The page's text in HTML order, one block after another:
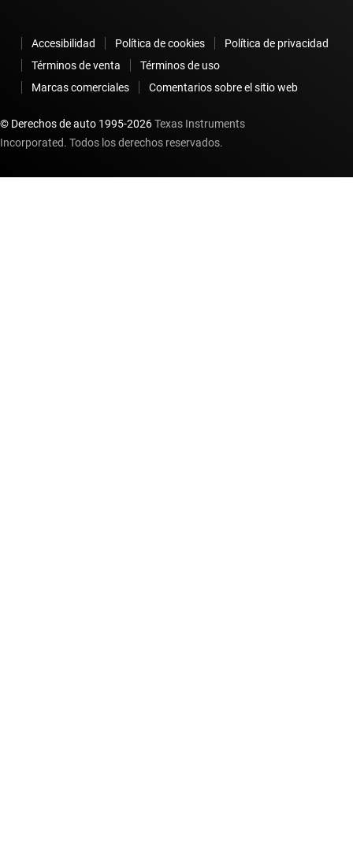
Accesibilidad Política de cookies
Política de privacidad
Términos de venta
Términos de uso
Marcas comerciales
Comentarios sobre el sitio web
© Derechos de auto 1995-2026Texas Instruments
Incorporated. Todos los derechos reservados.